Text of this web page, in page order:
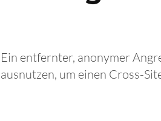
Ein entfernter, anonymer
ausnutzen, um einen Cross-